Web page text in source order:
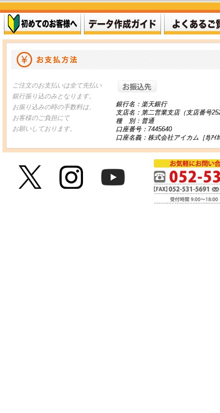
ご注文のお支払いは全て先払い
銀行振り込のみとなります。
お振り込みの時の手数料は、
お客様のご負担にて
お願いしております。
銀行名：楽天銀行
支店名：第二営業支店（支店番号
種 別：普通
口座番号：7445640
口座名義：株式会社アイカム［ｶ)ｱｲｶ